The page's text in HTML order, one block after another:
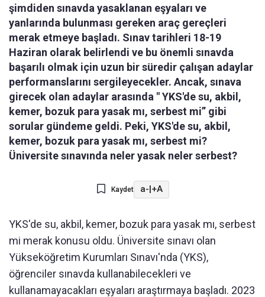
şimdiden sınavda yasaklanan eşyaları ve
yanlarında bulunması gereken araç gereçleri
merak etmeye başladı. Sınav tarihleri 18-19
Haziran olarak belirlendi ve bu önemli sınavda
başarılı olmak için uzun bir süredir çalışan adaylar
performanslarını sergileyecekler. Ancak, sınava
girecek olan adaylar arasında " YKS'de su, akbil,
kemer, bozuk para yasak mı, serbest mi” gibi
sorular gündeme geldi. Peki, YKS'de su, akbil,
kemer, bozuk para yasak mı, serbest mi?
Üniversite sınavında neler yasak neler serbest?
Kaydet a-|+A
YKS'de su, akbil, kemer, bozuk para yasak mı, serbest
mi merak konusu oldu. Üniversite sınavı olan
Yükseköğretim Kurumları Sınavı'nda (YKS),
öğrenciler sınavda kullanabilecekleri ve
kullanamayacakları eşyaları araştırmaya başladı. 2023